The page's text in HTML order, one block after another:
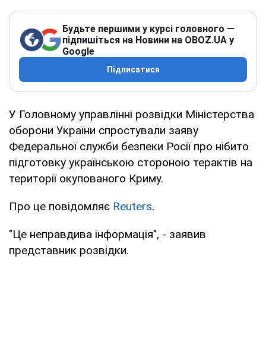
Будьте першими у курсі головного —
підпишіться на Новини на OBOZ.UA у
Google
Підписатися
У Головному управлінні розвідки Міністерства
оборони України спростували заяву
Федеральної служби безпеки Росії про нібито
підготовку українською стороною терактів на
території окупованого Криму.
Про це повідомляє Reuters.
"Це неправдива інформація", - заявив
представник розвідки.